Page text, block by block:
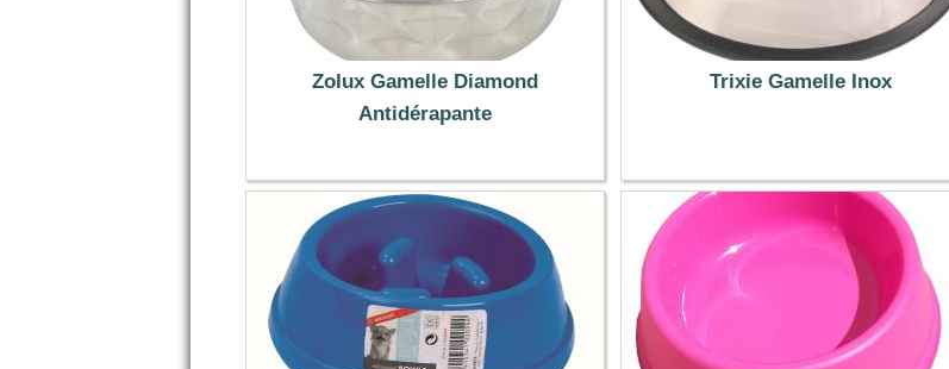
Zolux Gamelle Diamond
Antidérapante
13.79 €
Trixie Gamelle Inox
5.99 €